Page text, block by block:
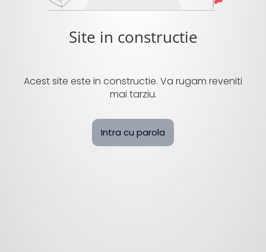
Site in constructie
Acest site este in constructie. Va rugam reveniti
mai tarziu.
Intra cu parola